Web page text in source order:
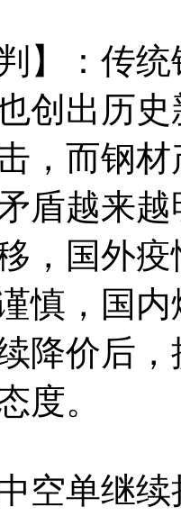
：传统
创出历
，而钢
盾越来
，国外
慎，国
降价后
度。
单继续